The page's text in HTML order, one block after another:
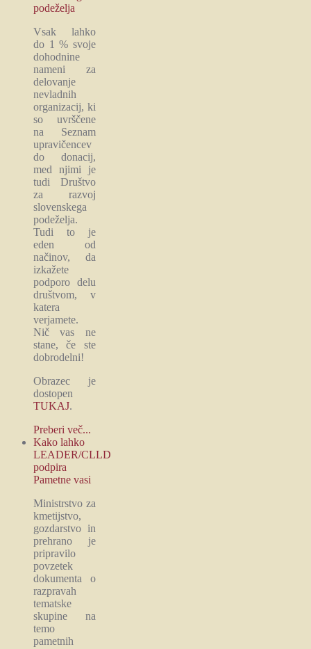
podeželja
Vsak lahko
do 1 % svoje
dohodnine
nameni za
delovanje
nevladnih
organizacij, ki
so uvrščene
na Seznam
upravičencev
do donacij,
med njimi je
tudi Društvo
za razvoj
slovenskega
podeželja.
Tudi to je
eden od
načinov, da
izkažete
podporo delu
društvom, v
katera
verjamete.
Nič vas ne
stane, če ste
dobrodelni!
Obrazec je
dostopen
TUKAJ.
Preberi več...
Kako lahko
LEADER/CLLD
podpira
Pametne vasi
Ministrstvo za
kmetijstvo,
gozdarstvo in
prehrano je
pripravilo
povzetek
dokumenta o
razpravah
tematske
skupine na
temo
pametnih